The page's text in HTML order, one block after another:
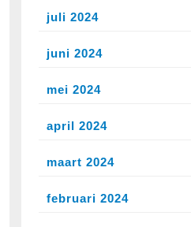
juli 2024
juni 2024
mei 2024
april 2024
maart 2024
februari 2024